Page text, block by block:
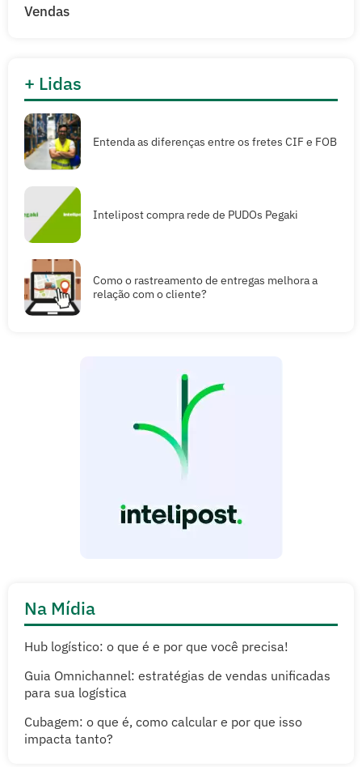
Vendas
+ Lidas
Entenda as diferenças entre os fretes CIF e FOB
Intelipost compra rede de PUDOs Pegaki
Como o rastreamento de entregas melhora a
relação com o cliente?
Na Mídia
Hub logístico: o que é e por que você precisa!
Guia Omnichannel: estratégias de vendas unificadas
para sua logística
Cubagem: o que é, como calcular e por que isso
impacta tanto?